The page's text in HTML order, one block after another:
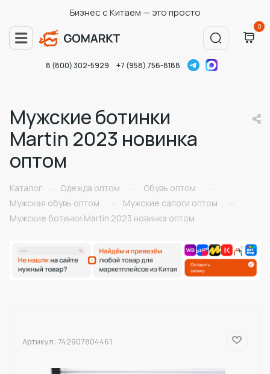
Бизнес с Китаем — это просто
0
8 (800) 302-5929 +7 (958) 756-8188
Мужские ботинки
Martin 2023 новинка
оптом
Каталог — Одежда оптом — Обувь оптом
—
Мужская обувь оптом
— Мужские сапоги оптом
—
Мужские ботинки Martin 2023 новинка оптом
Артикул: 742907804461